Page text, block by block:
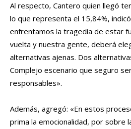
Al respecto, Cantero quien llegó
lo que representa el 15,84%,
enfrentamos la tragedia de estar
vuelta y nuestra gente, deberá
alternativas ajenas. Dos
Complejo escenario que seguro
responsables».
Además, agregó: «En estos
prima la emocionalidad, por sobre